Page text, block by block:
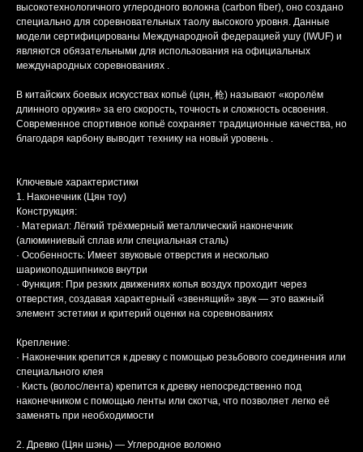
высокотехнологичного углеродного волокна (carbon fiber), оно создано
специально для соревновательных таолу высокого уровня. Данные
модели сертифицированы Международной федерацией ушу (IWUF) и
являются обязательными для использования на официальных
международных соревнованиях .
В китайских боевых искусствах копьё (цян, 枪) называют «королём
длинного оружия» за его скорость, точность и сложность освоения.
Современное спортивное копьё сохраняет традиционные качества, но
благодаря карбону выводит технику на новый уровень .
Ключевые характеристики
1. Наконечник (Цян тоу)
Конструкция:
· Материал: Лёгкий трёхмерный металлический наконечник
(алюминиевый сплав или специальная сталь)
· Особенность: Имеет звуковые отверстия и несколько
шарикоподшипников внутри
· Функция: При резких движениях копья воздух проходит через
отверстия, создавая характерный «звенящий» звук — это важный
элемент эстетики и критерий оценки на соревнованиях
Крепление:
· Наконечник крепится к древку с помощью резьбового соединения или
специального клея
· Кисть (волос/лента) крепится к древку непосредственно под
наконечником с помощью ленты или скотча, что позволяет легко её
заменять при необходимости
2. Древко (Цян шэнь) — Углеродное волокно